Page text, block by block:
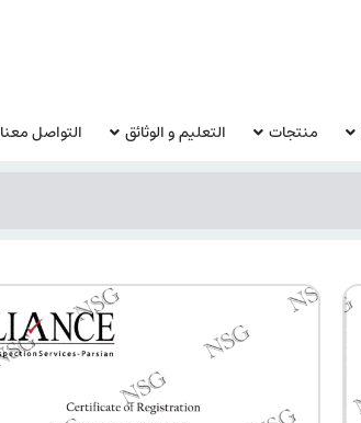
منتجات التعليم و الوثائق التواصل معنا